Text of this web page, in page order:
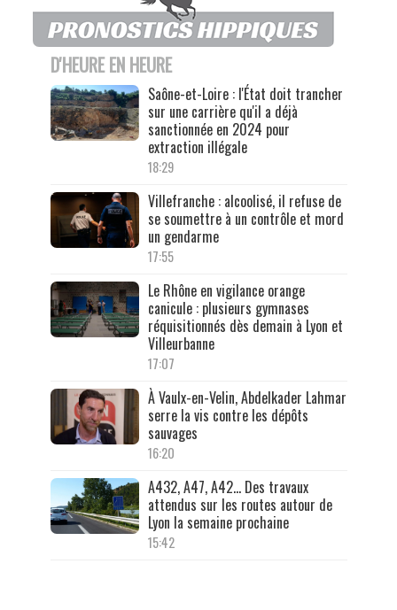
D'HEURE EN HEURE
Saône-et-Loire : l'État doit trancher
sur une carrière qu'il a déjà
sanctionnée en 2024 pour
extraction illégale
18:29
Villefranche : alcoolisé, il refuse de
se soumettre à un contrôle et mord
un gendarme
17:55
Le Rhône en vigilance orange
canicule : plusieurs gymnases
réquisitionnés dès demain à Lyon et
Villeurbanne
17:07
À Vaulx-en-Velin, Abdelkader Lahmar
serre la vis contre les dépôts
sauvages
16:20
A432, A47, A42… Des travaux
attendus sur les routes autour de
Lyon la semaine prochaine
15:42